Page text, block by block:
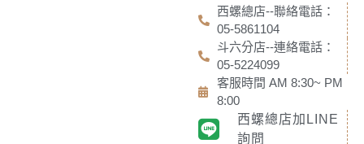
西螺總店--聯絡電話：
05-5861104
斗六分店--連絡電話：
05-5224099
客服時間 AM 8:30~ PM
8:00
西螺總店加LINE
詢問